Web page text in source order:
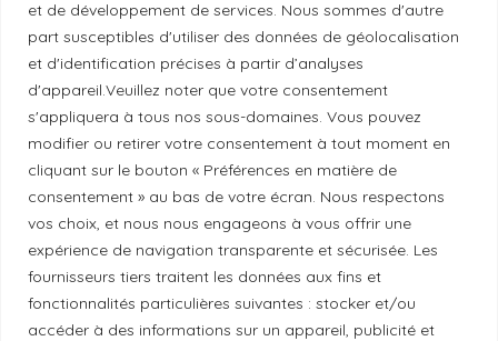
et de développement de services. Nous sommes d'autre
part susceptibles d'utiliser des données de géolocalisation
et d'identification précises à partir d’analyses
d'appareil.Veuillez noter que votre consentement
s'appliquera à tous nos sous-domaines. Vous pouvez
modifier ou retirer votre consentement à tout moment en
cliquant sur le bouton « Préférences en matière de
consentement » au bas de votre écran. Nous respectons
vos choix, et nous nous engageons à vous offrir une
expérience de navigation transparente et sécurisée. Les
fournisseurs tiers traitent les données aux fins et
fonctionnalités particulières suivantes : stocker et/ou
accéder à des informations sur un appareil, publicité et
Politique de confidentialité
Principes de publication
Politique de correction
Politique de diversité
Politique éthique